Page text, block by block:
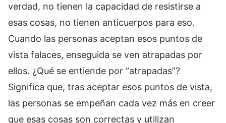
verdad, no tienen la capacidad de resistirse a
esas cosas, no tienen anticuerpos para eso.
Cuando las personas aceptan esos puntos de
vista falaces, enseguida se ven atrapadas por
ellos. ¿Qué se entiende por “atrapadas”?
Significa que, tras aceptar esos puntos de vista,
las personas se empeñan cada vez más en creer
que esas cosas son correctas y utilizan